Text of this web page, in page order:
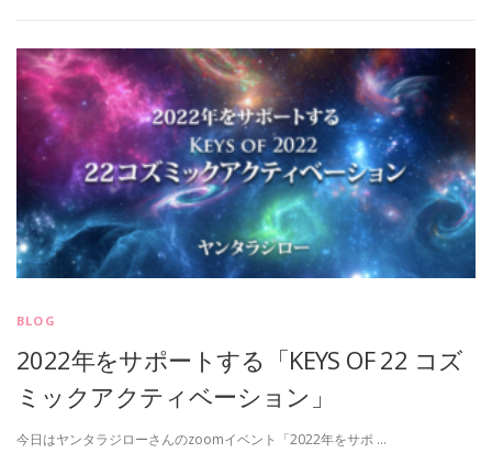
BLOG
2022年をサポートする「KEYS OF 22 コズ
ミックアクティベーション」
今日はヤンタラジローさんのzoomイベント「2022年をサポ …